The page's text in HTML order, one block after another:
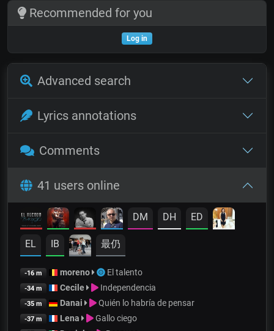
Recommended for you
Log in
Advanced search
Lyrics annotations
Comments
41 users online
DM DH ED
EL IB 最仍
-16 m moreno El talento
-34 m Cecile Independencia
-35 m Danai Quién lo habría de pensar
-37 m Lena Gallo ciego